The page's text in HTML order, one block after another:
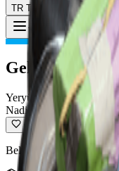
TR Türkçe
Toggle Menu
Gelişmiş ARC
Yeryüzü Malzemesi
Nadir
Belirli ARC